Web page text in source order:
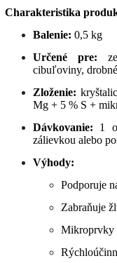
Charakteristika
Balenie: 0,5 kg
Určené pre:
cibuľoviny,
Zloženie:
Mg + 5 % S +
Dávkovanie: 1
zálievkou alebo
Výhody:
Podporuje
Zabraňuje
Mikroprvky